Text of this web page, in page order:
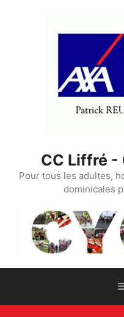
CC Liffré
Pour tous les adultes,
dominicales